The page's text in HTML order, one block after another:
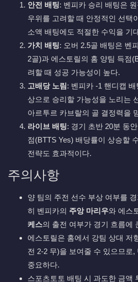
안전 배팅: 벤피카 승리 배팅은
우위를 고려할 때 안정적인 선택
소액 배팅에도 적절한 수익을 기
가치 배팅: 오버 2.5골 배팅은 벤
2골)과 에스토릴의 홈 양팀 득점
려할 때 성공 가능성이 높다.
고배당 노림: 벤피카 -1 핸디캡
상으로 승리할 가능성을 노리는
아르투르 카브랄의 골 결정력을
라이브 배팅: 경기 초반 20분 동
점(BTTS Yes) 배당률이 상승할
전략도 효과적이다.
주의사항
양 팀의 주전 선수 부상 여부를
히 벤피카의 주앙 마리우와 에스
케스의 출전 여부가 경기 흐름에
에스토릴은 홈에서 강팀 상대 저
전 2-2 무)을 보여줄 수 있으므로
중요하다.
스포츠토토 배팅 시 과도한 금액